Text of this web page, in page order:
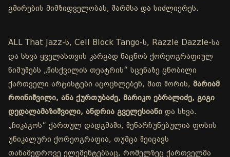
გმირების მიმზიდველობას, შარმსა და სიძლიერეს.
ALL That Jazz-ს, Cell Block Tango-ს, Razzle Dazzle-სა
და სხვა ყველასთვის კარგად ნაცნობ ქორეოგრაფიულ
ნიმუშებს „წისქვილის თეატრის“ სცენაზე ცნობილი
ქართველი არტისტები აცოცხლებენ, მათ შორის, მარიამ
როინიშვილი, ანა ქურთუბაძე, მარიკო ებრალიძე, გიგი
დედალამაზიშვილი, ანდრია გველესიანი და სხვა.
„ჩიკაგოს“ ქართულ დადგმაში, შენარჩუნებულია ფოსის
უნიკალური ქორეოგრაფია, თუმცა შეიცავს
თანამედროვე ელემენტებსაც, რომელზეც ქართველმა